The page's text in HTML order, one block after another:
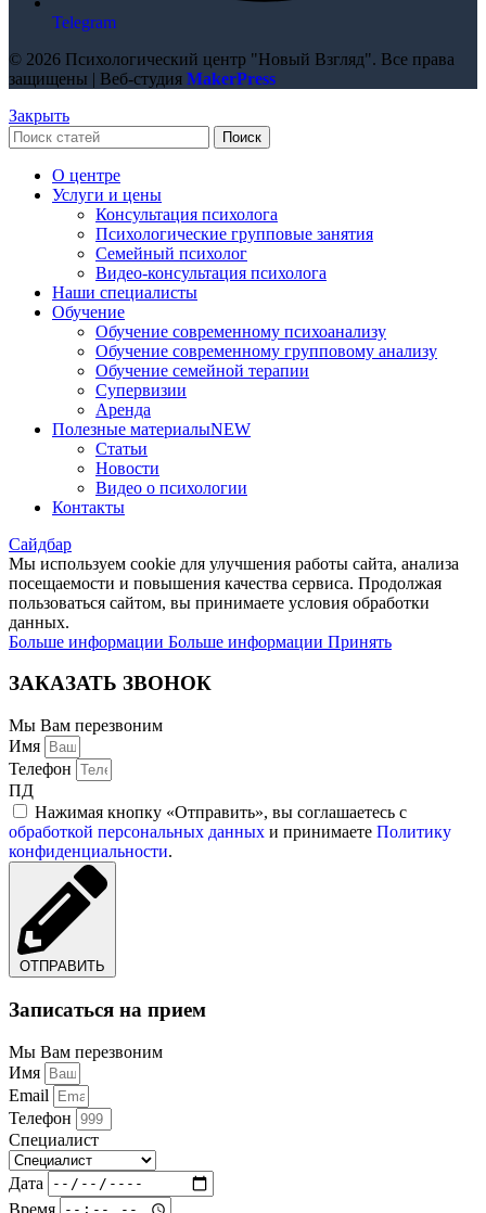
Telegram
© 2026 Психологический центр "Новый Взгляд". Все права
защищены | Веб-студия MakerPress
Закрыть
Поиск
О центре
Услуги и цены
Консультация психолога
Психологические групповые занятия
Семейный психолог
Видео-консультация психолога
Наши специалисты
Обучение
Обучение современному психоанализу
Обучение современному групповому анализу
Обучение семейной терапии
Супервизии
Аренда
Полезные материалыNEW
Статьи
Новости
Видео о психологии
Контакты
Сайдбар
Мы используем cookie для улучшения работы сайта, анализа
посещаемости и повышения качества сервиса. Продолжая
пользоваться сайтом, вы принимаете условия обработки
данных.
Больше информации Больше информации Принять
ЗАКАЗАТЬ ЗВОНОК
Мы Вам перезвоним
Имя
Телефон
ПД
Нажимая кнопку «Отправить», вы соглашаетесь с
обработкой персональных данных и принимаете Политику
конфиденциальности.
ОТПРАВИТЬ
Записаться на прием
Мы Вам перезвоним
Имя
Email
Телефон
Специалист
Дата
Время